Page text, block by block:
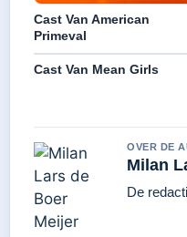
Cast Van American
Primeval
Cast Van Mean Girls
OVER DE
Milan
De